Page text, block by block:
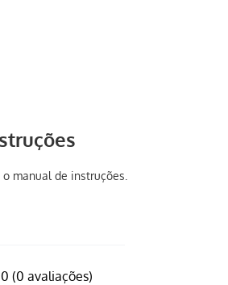
manual de instruções.
(0 avaliações)